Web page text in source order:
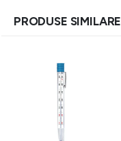
PRODUSE SIMILARE